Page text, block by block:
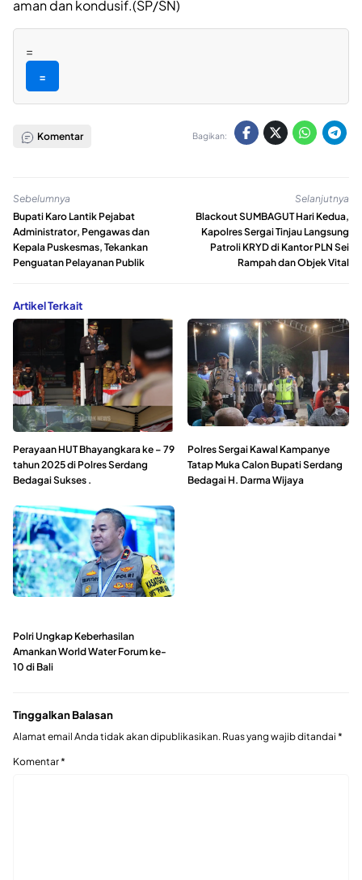
aman dan kondusif.(SP/SN)
=
=
Komentar Bagikan:
Sebelumnya
Bupati Karo Lantik Pejabat
Administrator, Pengawas dan
Kepala Puskesmas, Tekankan
Penguatan Pelayanan Publik
Selanjutnya
Blackout SUMBAGUT Hari Kedua,
Kapolres Sergai Tinjau Langsung
Patroli KRYD di Kantor PLN Sei
Rampah dan Objek Vital
Artikel Terkait
Perayaan HUT Bhayangkara ke – 79
tahun 2025 di Polres Serdang
Bedagai Sukses .
Polres Sergai Kawal Kampanye
Tatap Muka Calon Bupati Serdang
Bedagai H. Darma Wijaya
Polri Ungkap Keberhasilan
Amankan World Water Forum ke-
10 di Bali
Tinggalkan Balasan
Alamat email Anda tidak akan dipublikasikan. Ruas yang wajib ditandai *
Komentar*